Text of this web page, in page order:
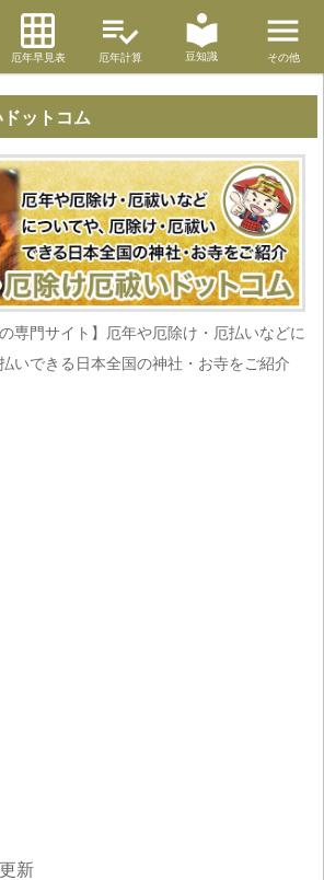
厄年早見表 厄年計算 豆知識 その他
ットコム
専門サイト】厄年や厄除け・厄払いなどに
いできる日本全国の神社・お寺をご紹介
新